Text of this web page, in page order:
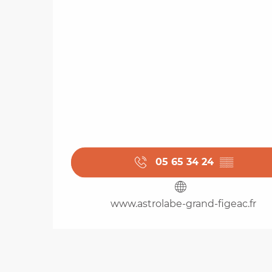
05 65 34 24 ▒▒
www.astrolabe-grand-figeac.fr